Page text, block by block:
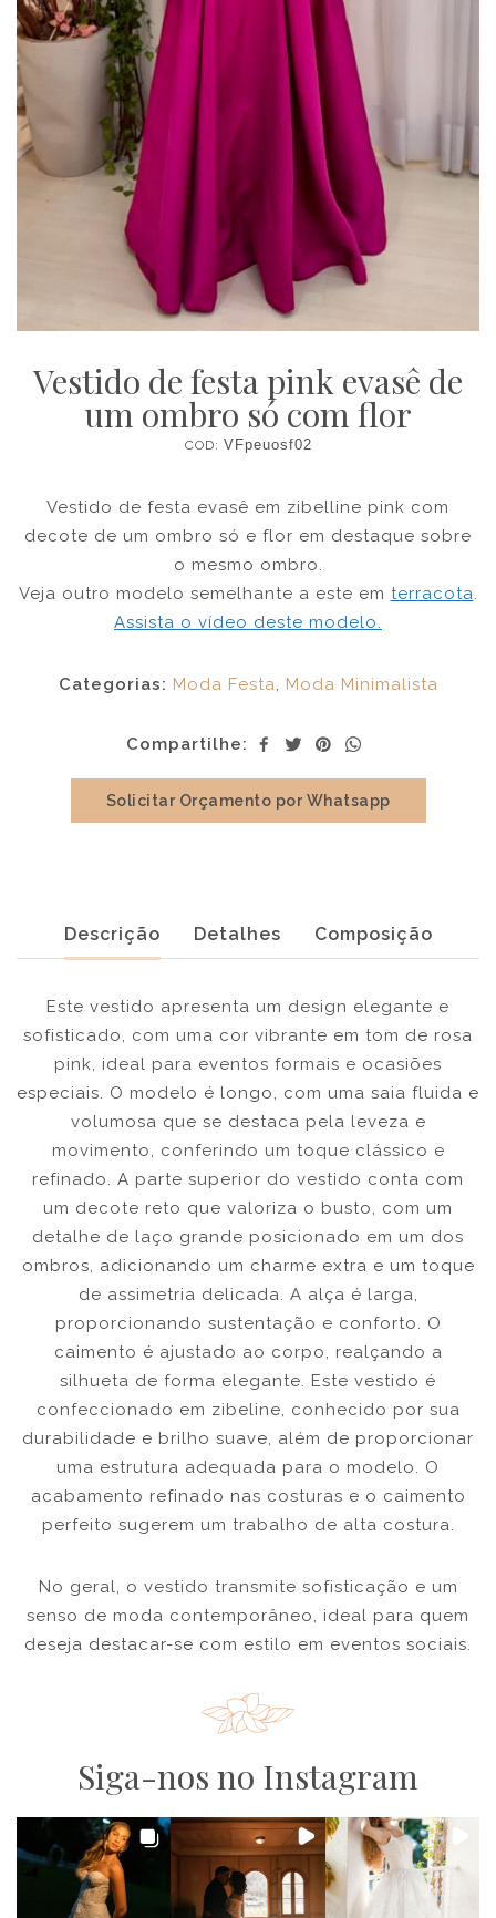
Vestido de festa pink evasê de
um ombro só com flor
COD: VFpeuosf02
Vestido de festa evasê em zibelline pink com
decote de um ombro só e flor em destaque sobre
o mesmo ombro.
Veja outro modelo semelhante a este em terracota.
Assista o vídeo deste modelo.
Categorias: Moda Festa, Moda Minimalista
Compartilhe:
Solicitar Orçamento por Whatsapp
Descrição Detalhes Composição
Este vestido apresenta um design elegante e
sofisticado, com uma cor vibrante em tom de rosa
pink, ideal para eventos formais e ocasiões
especiais. O modelo é longo, com uma saia fluida e
volumosa que se destaca pela leveza e
movimento, conferindo um toque clássico e
refinado. A parte superior do vestido conta com
um decote reto que valoriza o busto, com um
detalhe de laço grande posicionado em um dos
ombros, adicionando um charme extra e um toque
de assimetria delicada. A alça é larga,
proporcionando sustentação e conforto. O
caimento é ajustado ao corpo, realçando a
silhueta de forma elegante. Este vestido é
confeccionado em zibeline, conhecido por sua
durabilidade e brilho suave, além de proporcionar
uma estrutura adequada para o modelo. O
acabamento refinado nas costuras e o caimento
perfeito sugerem um trabalho de alta costura.
No geral, o vestido transmite sofisticação e um
senso de moda contemporâneo, ideal para quem
deseja destacar-se com estilo em eventos sociais.
Siga-nos no Instagram